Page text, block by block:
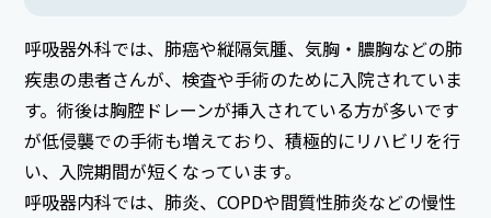
呼吸器外科では、肺癌や縦隔気腫、気胸・膿胸などの肺
疾患の患者さんが、検査や手術のために入院されていま
す。術後は胸腔ドレーンが挿入されている方が多いです
が低侵襲での手術も増えており、積極的にリハビリを行
い、入院期間が短くなっています。
呼吸器内科では、肺炎、COPDや間質性肺炎などの慢性